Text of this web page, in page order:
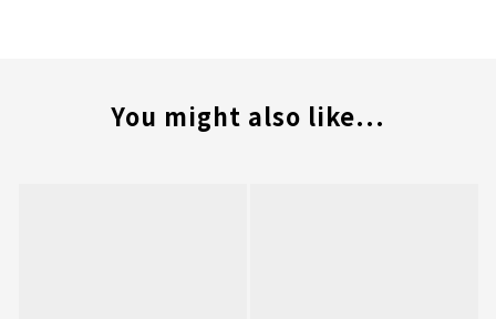
You might also like...